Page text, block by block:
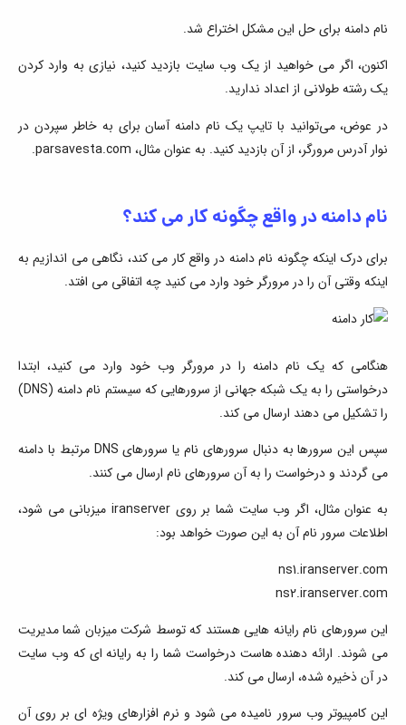
نام دامنه برای حل این مشکل اختراع شد.
اکنون، اگر می خواهید از یک وب سایت بازدید کنید، نیازی به وارد کردن
یک رشته طولانی از اعداد ندارید.
در عوض، می‌توانید با تایپ یک نام دامنه آسان برای به خاطر سپردن در
نوار آدرس مرورگر، از آن بازدید کنید. به عنوان مثال، parsavesta.com.
نام دامنه در واقع چگونه کار می کند؟
برای درک اینکه چگونه نام دامنه در واقع کار می کند، نگاهی می اندازیم به
اینکه وقتی آن را در مرورگر خود وارد می کنید چه اتفاقی می افتد.
هنگامی که یک نام دامنه را در مرورگر وب خود وارد می کنید، ابتدا
درخواستی را به یک شبکه جهانی از سرورهایی که سیستم نام دامنه (DNS)
را تشکیل می دهند ارسال می کند.
سپس این سرورها به دنبال سرورهای نام یا سرورهای DNS مرتبط با دامنه
می گردند و درخواست را به آن سرورهای نام ارسال می کنند.
به عنوان مثال، اگر وب سایت شما بر روی iranserver میزبانی می شود،
اطلاعات سرور نام آن به این صورت خواهد بود:
ns1.iranserver.com
ns2.iranserver.com
این سرورهای نام رایانه هایی هستند که توسط شرکت میزبان شما مدیریت
می شوند. ارائه دهنده هاست درخواست شما را به رایانه ای که وب سایت
در آن ذخیره شده، ارسال می کند.
این کامپیوتر وب سرور نامیده می شود و نرم افزارهای ویژه ای بر روی آن